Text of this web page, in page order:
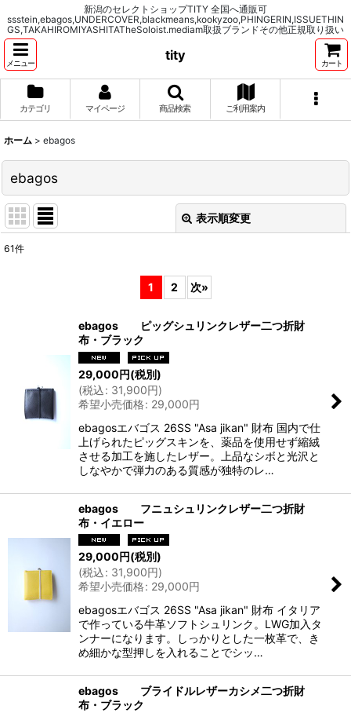
新潟のセレクトショップTITY 全国へ通販可
ssstein,ebagos,UNDERCOVER,blackmeans,kookyzoo,PHINGERIN,ISSUETHIN
GS,TAKAHIROMIYASHITATheSoloist.mediam取扱ブランドその他正規取り扱い
メニュー
tity
カート
カテゴリ マイページ 商品検索 ご利用案内
ホーム > ebagos
ebagos
表示順変更
61件
1 2 次»
ebagos ピッグシュリンクレザー二つ折財
布・ブラック
29,000円(税別)
(税込: 31,900円)
希望小売価格: 29,000円
ebagosエバゴス 26SS "Asa jikan" 財布 国内で仕
上げられたピッグスキンを、薬品を使用せず縮絨
させる加工を施したレザー。上品なシボと光沢と
しなやかで弾力のある質感が独特のレ…
ebagos フニュシュリンクレザー二つ折財
布・イエロー
29,000円(税別)
(税込: 31,900円)
希望小売価格: 29,000円
ebagosエバゴス 26SS "Asa jikan" 財布 イタリア
で作っている牛革ソフトシュリンク。LWG加入タ
ンナーになります。しっかりとした一枚革で、き
め細かな型押しを入れることでシッ…
ebagos ブライドルレザーカシメ二つ折財
布・ブラック